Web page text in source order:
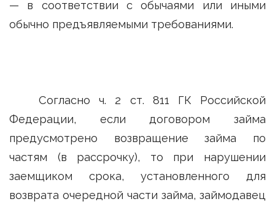
— в соответствии с обычаями или иными
обычно предъявляемыми требованиями.
Согласно ч. 2 ст. 811 ГК Российской
Федерации, если договором займа
предусмотрено возвращение займа по
частям (в рассрочку), то при нарушении
заемщиком срока, установленного для
возврата очередной части займа, займодавец